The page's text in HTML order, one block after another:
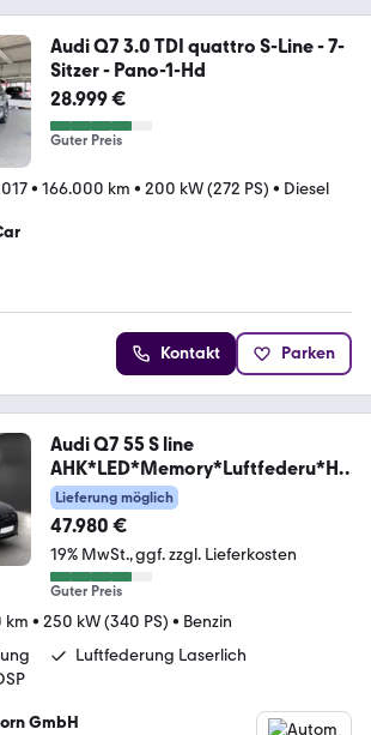
Audi Q7 3.0 TDI quattro S-Line - 7-
Sitzer - Pano-1-Hd
28.999 €
Guter Preis
• 166.000 km • 200 kW (272 PS) • Diesel
Kontakt Parken
Audi Q7 55 S line
AHK*LED*Memory*Luftfederu*HU
D*20
Lieferung möglich
47.980 €
19% MwSt. ggf. zzgl. Lieferkosten
Guter Preis
km • 250 kW (340 PS) • Benzin
Luftfederung Laserlich
GmbH